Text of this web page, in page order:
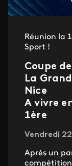
Réunion la
Sport !
Coupe
La
Nice
A vivre
1ère
Vendredi
Après un
compétition